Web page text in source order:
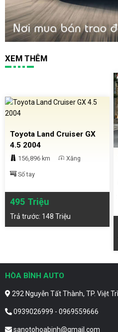
XEM THÊM
Toyota Land Cruiser GX
4.5 2004
156,896 km Xăng
Số tay
495 Triệu
Trả trước: 148 Triệu
HÒA BÌNH AUTO
292 Nguyễn Tất Thành, TP. Việt
0939026999 - 0969559666
sanotohoabinh@gmail.com